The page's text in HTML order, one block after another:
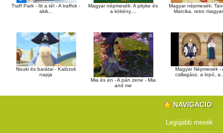
Traff Park - Itt a tél - A traffok -
akik...
Magyar népmesék: A pityke és
a kökény,...
Magyar népmesék:
Marcika, retro
Nouki és barátai - Kalózok
napja
Mia és én - A pán zene - Mia
and me
Magyar Népmesék -
csillagász, a lopó,
NAVIGÁCIÓ
Legújabb mesék